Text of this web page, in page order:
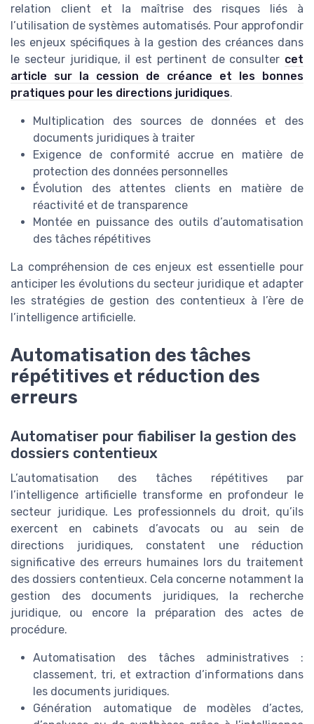
relation client et la maîtrise des risques liés à
l’utilisation de systèmes automatisés. Pour approfondir
les enjeux spécifiques à la gestion des créances dans
le secteur juridique, il est pertinent de consulter cet
article sur la cession de créance et les bonnes
pratiques pour les directions juridiques.
Multiplication des sources de données et des
documents juridiques à traiter
Exigence de conformité accrue en matière de
protection des données personnelles
Évolution des attentes clients en matière de
réactivité et de transparence
Montée en puissance des outils d’automatisation
des tâches répétitives
La compréhension de ces enjeux est essentielle pour
anticiper les évolutions du secteur juridique et adapter
les stratégies de gestion des contentieux à l’ère de
l’intelligence artificielle.
Automatisation des tâches
répétitives et réduction des
erreurs
Automatiser pour fiabiliser la gestion des
dossiers contentieux
L’automatisation des tâches répétitives par
l’intelligence artificielle transforme en profondeur le
secteur juridique. Les professionnels du droit, qu’ils
exercent en cabinets d’avocats ou au sein de
directions juridiques, constatent une réduction
significative des erreurs humaines lors du traitement
des dossiers contentieux. Cela concerne notamment la
gestion des documents juridiques, la recherche
juridique, ou encore la préparation des actes de
procédure.
Automatisation des tâches administratives :
classement, tri, et extraction d’informations dans
les documents juridiques.
Génération automatique de modèles d’actes,